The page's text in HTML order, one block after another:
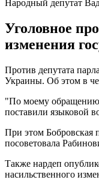
Народный депутат
Уголовное
изменения
Против депутата
Украины. Об этом в
"По моему обращению
поставили языковой
При этом Бобровская
посоветовала
Также нардеп
насильственного